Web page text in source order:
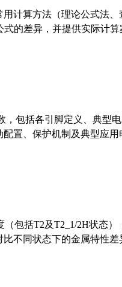
计算方法（理论公式法
式的差异，并提供实际计
，包括各引脚定义、典型
置、保护机制及典型应
包括T2及T2_1/2H状态）
不同状态下的金属特性差